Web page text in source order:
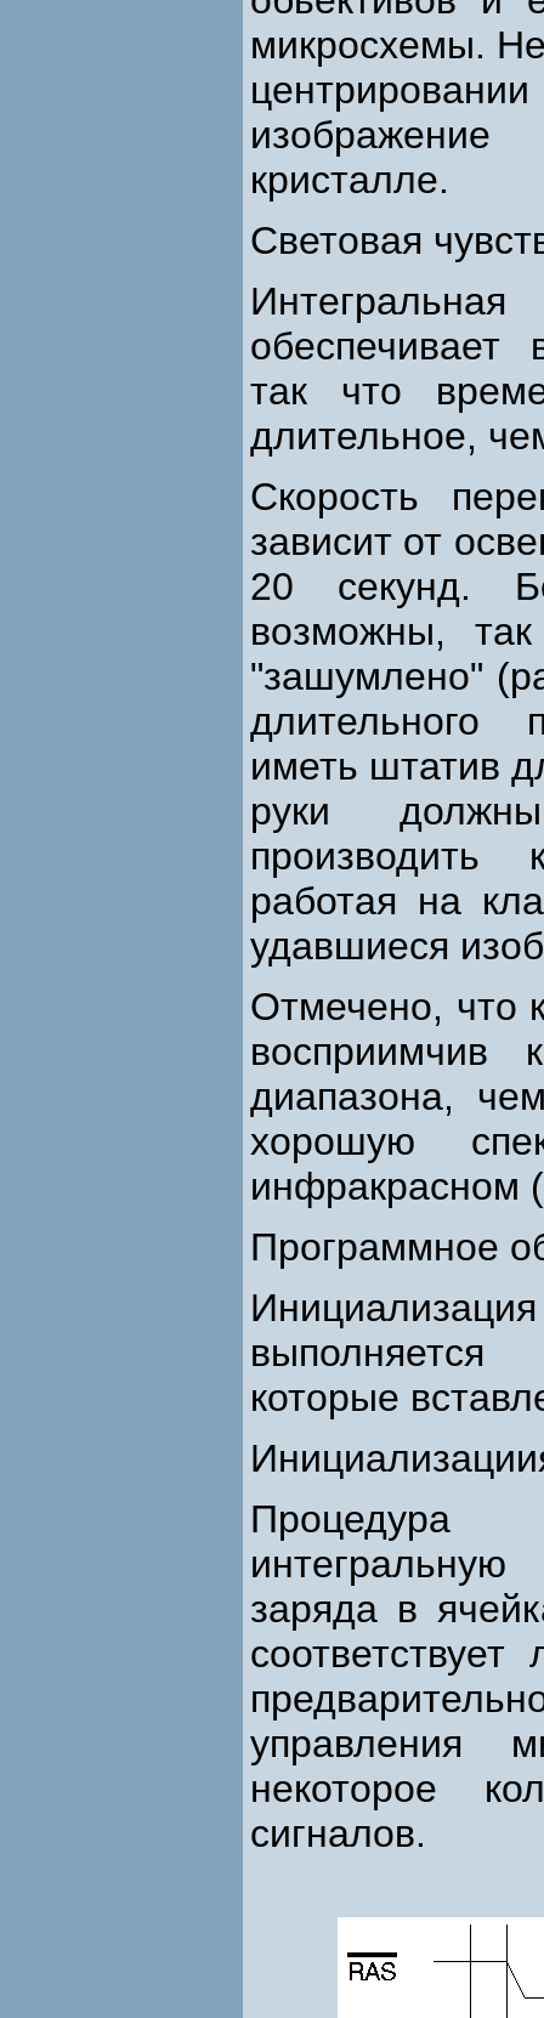
микросхемы.
кристалле.
Световая
обеспечивает
так что
длительное,
Скорость
зависит от
20 секунд.
возможны,
"зашумлено"
длительного
иметь штатив
руки
производить
работая на
удавшиеся
Отмечено, что
восприимчив
диапазона,
хорошую
инфракрасном
Программное
которые
Процедура
заряда в
управления
некоторое
сигналов.